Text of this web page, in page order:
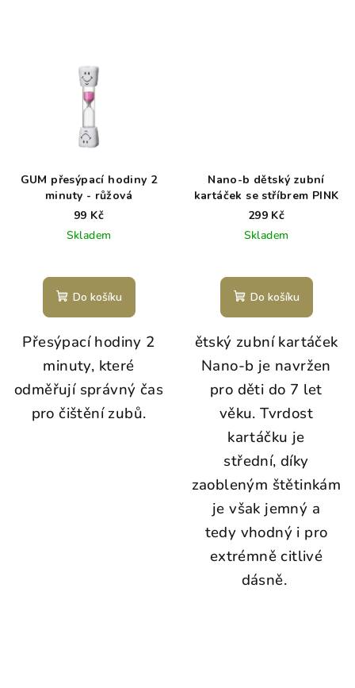
GUM přesýpací hodiny 2
minuty - růžová
99 Kč
Skladem
Do košíku
Přesýpací hodiny 2
minuty, které
odměřují správný čas
pro čištění zubů.
Nano-b dětský zubní
kartáček se stříbrem PINK
299 Kč
Skladem
Do košíku
ětský zubní kartáček
Nano-b je navržen
pro děti do 7 let
věku. Tvrdost
kartáčku je
střední, díky
zaobleným štětinkám
je však jemný a
tedy vhodný i pro
extrémně citlivé
dásně.